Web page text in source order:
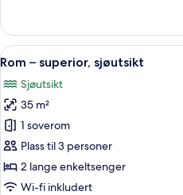
–
standard
Åpne
alle
bildene
av
Rom
–
superior,
sjøutsikt
7
Rom – superior, sjøutsikt
Sjøutsikt
35 m²
1 soverom
Plass til 3 personer
2 lange enkeltsenger
Wi-fi inkludert